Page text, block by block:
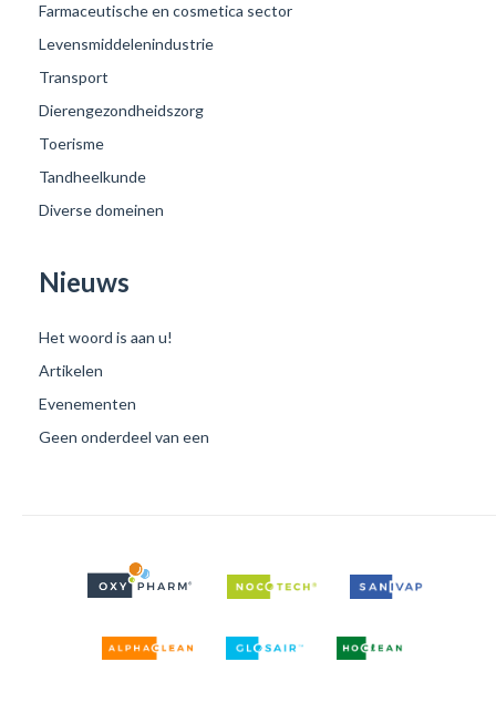
Farmaceutische en cosmetica sector
Levensmiddelenindustrie
Transport
Dierengezondheidszorg
Toerisme
Tandheelkunde
Diverse domeinen
Nieuws
Het woord is aan u!
Artikelen
Evenementen
Geen onderdeel van een